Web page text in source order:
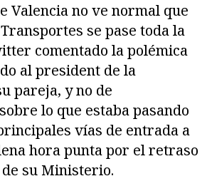
Valencia no ve normal que
se pase toda la
comentado la polémica
al president de la
pareja, y no de
lo que estaba pasando
vías de entrada a
hora punta por el retraso
su Ministerio.